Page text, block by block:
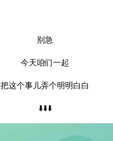
别急
今天咱们一起
把这个事儿弄个明明白白
⬇️⬇️⬇️